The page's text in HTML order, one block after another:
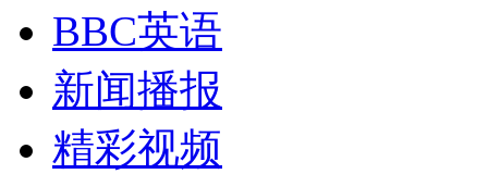
BBC英语
新闻播报
精彩视频